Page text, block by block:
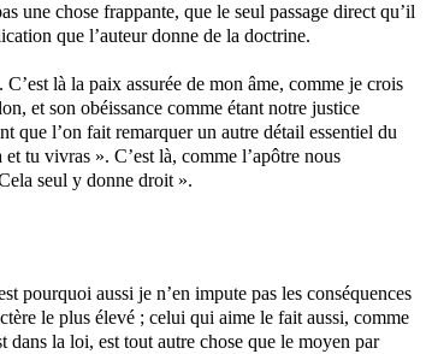
une chose frappante, que le seul passage direct qu’il
que l’auteur donne de la doctrine.
là la paix assurée de mon âme, comme je crois
et son obéissance comme étant notre justice
que l’on fait remarquer un autre détail essentiel du
tu vivras ». C’est là, comme l’apôtre nous
seul y donne droit ».
pourquoi aussi je n’en impute pas les conséquences
le plus élevé ; celui qui aime le fait aussi, comme
dans la loi, est tout autre chose que le moyen par